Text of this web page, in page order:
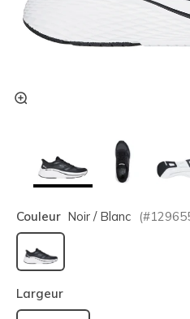
Couleur Noir / Blanc (#
sélectionné
Largeur